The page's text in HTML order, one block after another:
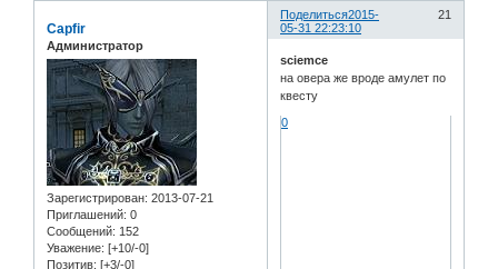
Поделиться 21
2015-
05-31 22:23:10
Capfir
Администратор
Зарегистрирован: 2013-07-21
Приглашений: 0
Сообщений: 152
Уважение: [+10/-0]
Позитив: [+3/-0]
sciemce
на овера же вроде амулет по
квесту
0